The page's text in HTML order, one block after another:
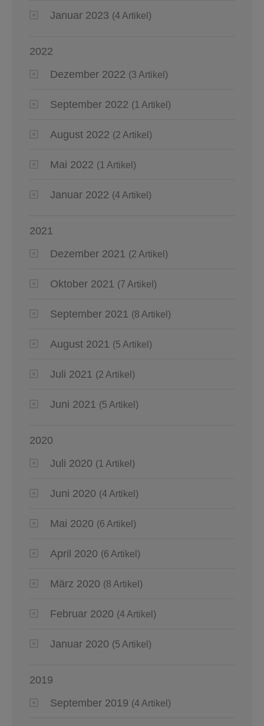
Januar 2023 (4 Artikel)
2022
Dezember 2022 (3 Artikel)
September 2022 (1 Artikel)
August 2022 (2 Artikel)
Mai 2022 (1 Artikel)
Januar 2022 (4 Artikel)
2021
Dezember 2021 (2 Artikel)
Oktober 2021 (7 Artikel)
September 2021 (8 Artikel)
August 2021 (5 Artikel)
Juli 2021 (2 Artikel)
Juni 2021 (5 Artikel)
2020
Juli 2020 (1 Artikel)
Juni 2020 (4 Artikel)
Mai 2020 (6 Artikel)
April 2020 (6 Artikel)
März 2020 (8 Artikel)
Februar 2020 (4 Artikel)
Januar 2020 (5 Artikel)
2019
September 2019 (4 Artikel)